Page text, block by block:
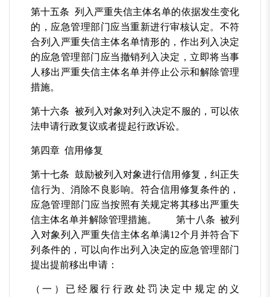
第十五条 列入严重失信主体名单的依据发生变化
的，应急管理部门应当重新进行审核认定。不符
合列入严重失信主体名单情形的，作出列入决定
的应急管理部门应当撤销列入决定，立即将当事
人移出严重失信主体名单并停止公示和解除管理
措施。
第十六条 被列入对象对列入决定不服的，可以依
法申请行政复议或者提起行政诉讼。
第四章 信用修复
第十七条 鼓励被列入对象进行信用修复，纠正失
信行为、消除不良影响。符合信用修复条件的，
应急管理部门应当按照有关规定将其移出严重失
信主体名单并解除管理措施。 第十八条 被列
入对象列入严重失信主体名单满12个月并符合下
列条件的，可以向作出列入决定的应急管理部门
提出提前移出申请：
（一）已经履行行政处罚决定中规定的义